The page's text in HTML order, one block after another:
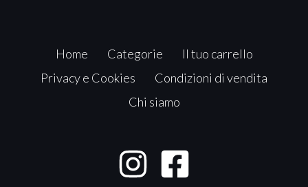
Home Categorie
Il tuo carrello
Privacy e Cookies
Condizioni di vendita
Chi siamo